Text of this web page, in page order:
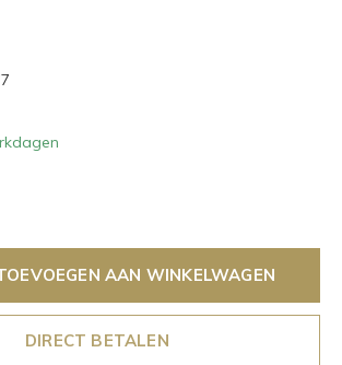
AAN WINKELWAGEN
DIRECT BETALEN